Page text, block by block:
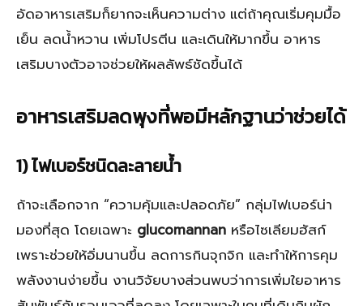
อัดอาหารเสริมก็ยากจะเห็นความต่าง แต่ถ้าคุณเริ่มคุมมื้อ
เย็น ลดน้ำหวาน เพิ่มโปรตีน และเดินให้มากขึ้น อาหาร
เสริมบางตัวอาจช่วยให้ผลลัพธ์ชัดขึ้นได้
อาหารเสริมลดพุงที่พอมีหลักฐานว่าช่วยได้
1) ไฟเบอร์ชนิดละลายน้ำ
ถ้าจะเลือกจาก “ความคุ้มและปลอดภัย” กลุ่มไฟเบอร์น่า
มองที่สุด โดยเฉพาะ glucomannan หรือไซเลียมฮัสก์
เพราะช่วยให้อิ่มนานขึ้น ลดการกินจุกจิก และทำให้การคุม
พลังงานง่ายขึ้น งานวิจัยบางส่วนพบว่าการเพิ่มใยอาหาร